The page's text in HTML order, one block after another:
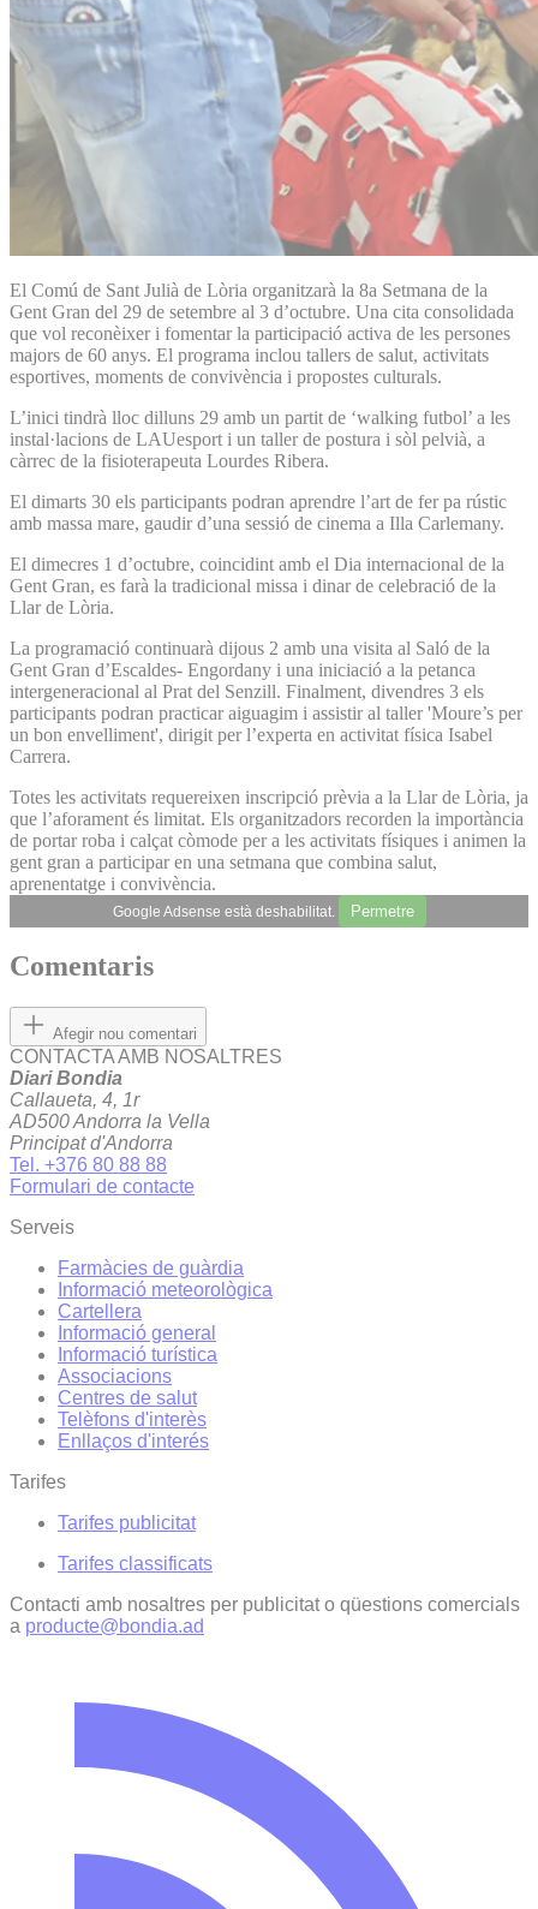
El Comú de Sant Julià de Lòria organitzarà la 8a Setmana de la
Gent Gran del 29 de setembre al 3 d’octubre. Una cita consolidada
que vol reconèixer i fomentar la participació activa de les persones
majors de 60 anys. El programa inclou tallers de salut, activitats
esportives, moments de convivència i propostes culturals.
L’inici tindrà lloc dilluns 29 amb un partit de ‘walking futbol’ a les
instal·lacions de LAUesport i un taller de postura i sòl pelvià, a
càrrec de la fisioterapeuta Lourdes Ribera.
El dimarts 30 els participants podran aprendre l’art de fer pa rústic
amb massa mare, gaudir d’una sessió de cinema a Illa Carlemany.
El dimecres 1 d’octubre, coincidint amb el Dia internacional de la
Gent Gran, es farà la tradicional missa i dinar de celebració de la
Llar de Lòria.
La programació continuarà dijous 2 amb una visita al Saló de la
Gent Gran d’Escaldes- Engordany i una iniciació a la petanca
intergeneracional al Prat del Senzill. Finalment, divendres 3 els
participants podran practicar aiguagim i assistir al taller 'Moure’s per
un bon envelliment', dirigit per l’experta en activitat física Isabel
Carrera.
Totes les activitats requereixen inscripció prèvia a la Llar de Lòria, ja
que l’aforament és limitat. Els organitzadors recorden la importància
de portar roba i calçat còmode per a les activitats físiques i animen la
gent gran a participar en una setmana que combina salut,
aprenentatge i convivència.
Google Adsense està deshabilitat. Permetre
Comentaris
Afegir nou comentari
CONTACTA AMB NOSALTRES
Diari Bondia
Callaueta, 4, 1r
AD500 Andorra la Vella
Principat d'Andorra
Tel. +376 80 88 88
Formulari de contacte
Serveis
Farmàcies de guàrdia
Informació meteorològica
Cartellera
Informació general
Informació turística
Associacions
Centres de salut
Telèfons d'interès
Enllaços d'interés
Tarifes
Tarifes publicitat
Tarifes classificats
Contacti amb nosaltres per publicitat o qüestions comercials
a producte@bondia.ad